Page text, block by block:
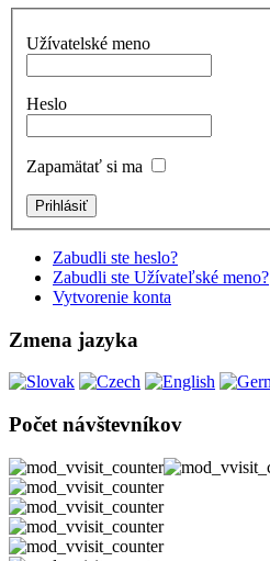
Užívatelské meno
Heslo
Zapamätať si ma
Zabudli ste heslo?
Zabudli ste Užívateľské meno?
Vytvorenie konta
Zmena jazyka
Počet návštevníkov